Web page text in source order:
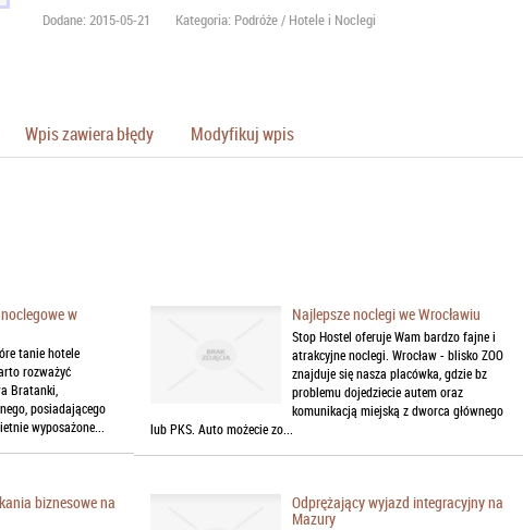
Dodane: 2015-05-21 Kategoria: Podróże / Hotele i Noclegi
Wpis zawiera błędy Modyfikuj wpis
w
tanie hotele
rozważyć
Bratanki,
posiadającego
wyposażone...
Najlepsze noclegi we Wrocławiu
Stop Hostel oferuje Wam bardzo fajne i
atrakcyjne noclegi. Wrocław - blisko ZOO
znajduje się nasza placówka, gdzie bz
problemu dojedziecie autem oraz
komunikacją miejską z dworca głównego
lub PKS. Auto możecie zo...
biznesowe na Odprężający wyjazd integracyjny na
Mazury